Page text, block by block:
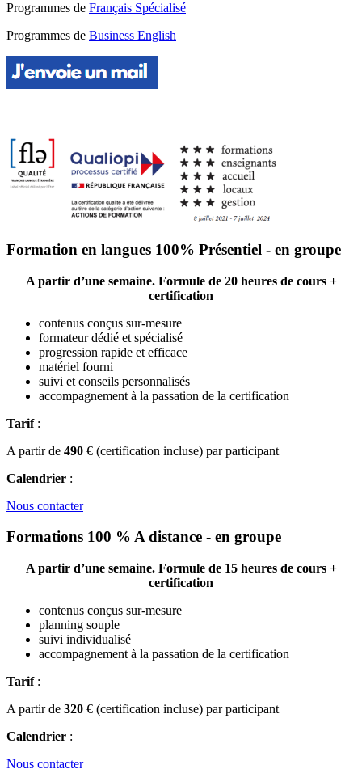
Programmes de Français Spécialisé
Programmes de Business English
Formation en langues 100% Présentiel - en groupe
A partir d’une semaine. Formule de 20 heures de cours +
certification
contenus conçus sur-mesure
formateur dédié et spécialisé
progression rapide et efficace
matériel fourni
suivi et conseils personnalisés
accompagnement à la passation de la certification
Tarif:
A partir de 490 € (certification incluse) par participant
Calendrier :
Nous contacter
Formations 100 % A distance - en groupe
A partir d’une semaine. Formule de 15 heures de cours +
certification
contenus conçus sur-mesure
planning souple
suivi individualisé
accompagnement à la passation de la certification
Tarif:
A partir de 320 € (certification incluse) par participant
Calendrier :
Nous contacter